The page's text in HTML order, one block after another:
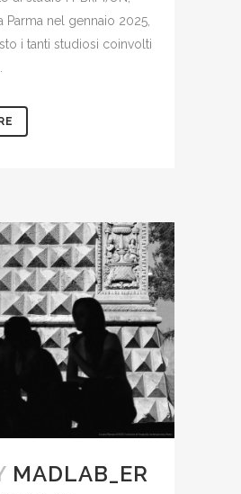
Parma nel gennaio 2025,
i tanti studiosi coinvolti
MADLAB_ER